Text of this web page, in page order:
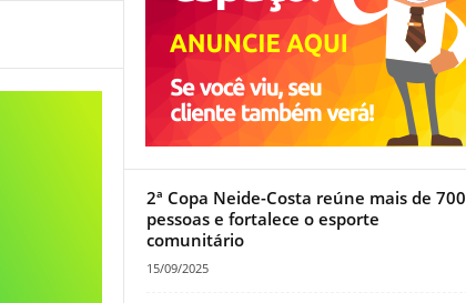
2ª Copa Neide-Costa reúne mais de 700
pessoas e fortalece o esporte
comunitário
15/09/2025